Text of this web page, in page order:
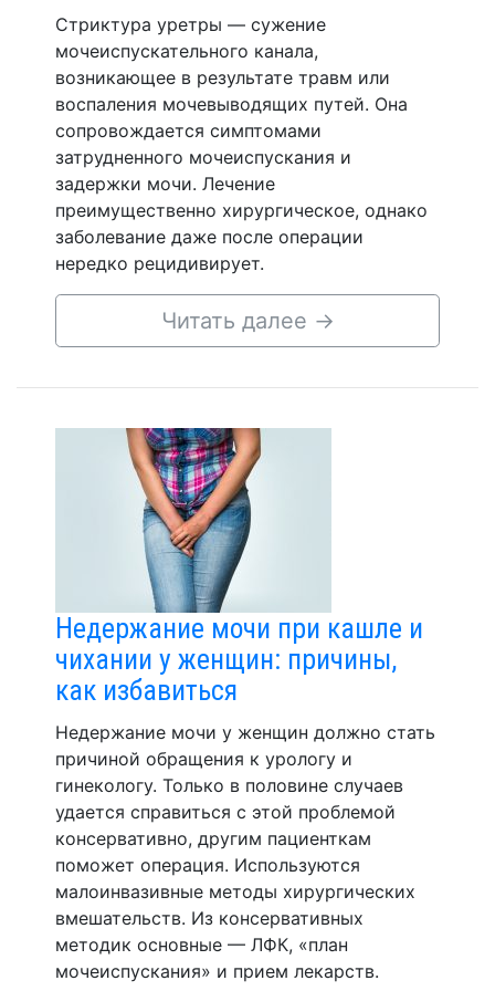
Стриктура уретры — сужение
мочеиспускательного канала,
возникающее в результате травм или
воспаления мочевыводящих путей. Она
сопровождается симптомами
затрудненного мочеиспускания и
задержки мочи. Лечение
преимущественно хирургическое, однако
заболевание даже после операции
нередко рецидивирует.
Читать далее →
Недержание мочи при кашле и
чихании у женщин: причины,
как избавиться
Недержание мочи у женщин должно стать
причиной обращения к урологу и
гинекологу. Только в половине случаев
удается справиться с этой проблемой
консервативно, другим пациенткам
поможет операция. Используются
малоинвазивные методы хирургических
вмешательств. Из консервативных
методик основные — ЛФК, «план
мочеиспускания» и прием лекарств.